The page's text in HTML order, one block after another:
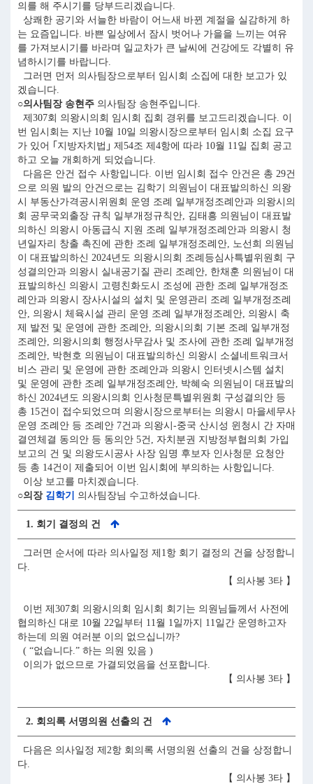
의를 해 주시기를 당부드리겠습니다.
상쾌한 공기와 서늘한 바람이 어느새 바뀐 계절을 실감하게 하
는 요즘입니다. 바쁜 일상에서 잠시 벗어나 가을을 느끼는 여유
를 가져보시기를 바라며 일교차가 큰 날씨에 건강에도 각별히 유
념하시기를 바랍니다.
그러면 먼저 의사팀장으로부터 임시회 소집에 대한 보고가 있
겠습니다.
○의사팀장 송현주 의사팀장 송현주입니다.
제307회 의왕시의회 임시회 집회 경위를 보고드리겠습니다. 이
번 임시회는 지난 10월 10일 의왕시장으로부터 임시회 소집 요구
가 있어 ｢지방자치법｣ 제54조 제4항에 따라 10월 11일 집회 공고
하고 오늘 개회하게 되었습니다.
다음은 안건 접수 사항입니다. 이번 임시회 접수 안건은 총 29건
으로 의원 발의 안건으로는 김학기 의원님이 대표발의하신 의왕
시 부동산가격공시위원회 운영 조례 일부개정조례안과 의왕시의
회 공무국외출장 규칙 일부개정규칙안, 김태흥 의원님이 대표발
의하신 의왕시 아동급식 지원 조례 일부개정조례안과 의왕시 청
년일자리 창출 촉진에 관한 조례 일부개정조례안, 노선희 의원님
이 대표발의하신 2024년도 의왕시의회 조례등심사특별위원회 구
성결의안과 의왕시 실내공기질 관리 조례안, 한채훈 의원님이 대
표발의하신 의왕시 고령친화도시 조성에 관한 조례 일부개정조
례안과 의왕시 장사시설의 설치 및 운영관리 조례 일부개정조례
안, 의왕시 체육시설 관리 운영 조례 일부개정조례안, 의왕시 축
제 발전 및 운영에 관한 조례안, 의왕시의회 기본 조례 일부개정
조례안, 의왕시의회 행정사무감사 및 조사에 관한 조례 일부개정
조례안, 박현호 의원님이 대표발의하신 의왕시 소셜네트워크서
비스 관리 및 운영에 관한 조례안과 의왕시 인터넷시스템 설치
및 운영에 관한 조례 일부개정조례안, 박혜숙 의원님이 대표발의
하신 2024년도 의왕시의회 인사청문특별위원회 구성결의안 등
총 15건이 접수되었으며 의왕시장으로부터는 의왕시 마을세무사
운영 조례안 등 조례안 7건과 의왕시-중국 산시성 윈청시 간 자매
결연체결 동의안 등 동의안 5건, 자치분권 지방정부협의회 가입
보고의 건 및 의왕도시공사 사장 임명 후보자 인사청문 요청안
등 총 14건이 제출되어 이번 임시회에 부의하는 사항입니다.
이상 보고를 마치겠습니다.
○의장 김학기 의사팀장님 수고하셨습니다.
1. 회기 결정의 건
그러면 순서에 따라 의사일정 제1항 회기 결정의 건을 상정합니
다.
【 의사봉 3타 】
이번 제307회 의왕시의회 임시회 회기는 의원님들께서 사전에
협의하신 대로 10월 22일부터 11월 1일까지 11일간 운영하고자
하는데 의원 여러분 이의 없으십니까?
( “없습니다.” 하는 의원 있음 )
이의가 없으므로 가결되었음을 선포합니다.
【 의사봉 3타 】
2. 회의록 서명의원 선출의 건
다음은 의사일정 제2항 회의록 서명의원 선출의 건을 상정합니
다.
【 의사봉 3타 】